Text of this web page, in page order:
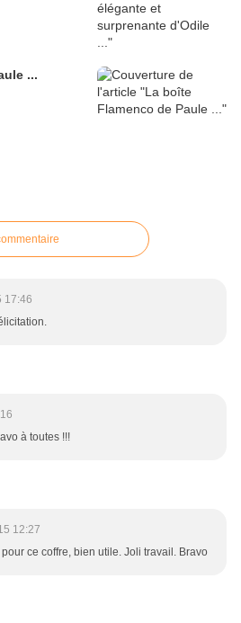
...
17:46
à toutes !!!
12:27
ce coffre, bien utile. Joli travail. Bravo